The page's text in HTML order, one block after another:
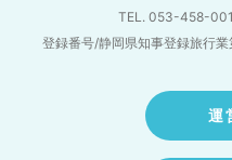
TEL. 053-458-
登録番号/静岡県知事登録旅行
運